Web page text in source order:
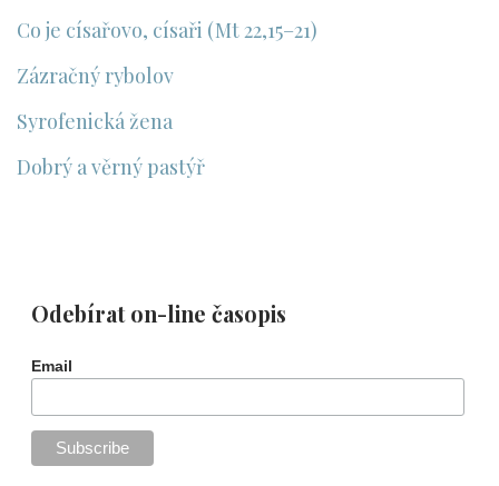
Co je císařovo, císaři (Mt 22,15–21)
Zázračný rybolov
Syrofenická žena
Dobrý a věrný pastýř
Odebírat on-line časopis
Email